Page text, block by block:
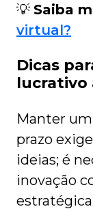
💡 Saiba
virtual?
Dicas
lucrativo
Manter
prazo
ideias; é
inovação